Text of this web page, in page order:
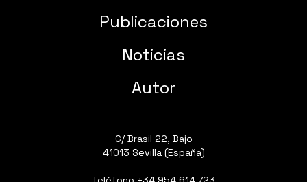
Publicaciones
Noticias
Autor
C/ Brasil 22, Bajo
41013 Sevilla (España)